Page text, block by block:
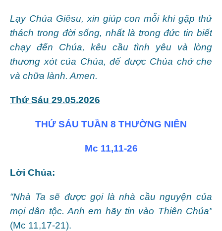
Lạy Chúa Giêsu, xin giúp con mỗi khi gặp thử
thách trong đời sống, nhất là trong đức tin biết
chạy đến Chúa, kêu cầu tình yêu và lòng
thương xót của Chúa, để được Chúa chở che
và chữa lành. Amen.
Thứ Sáu 29.05.2026
THỨ SÁU TUẦN 8 THƯỜNG NIÊN
Mc 11,11-26
Lời Chúa:
“Nhà Ta sẽ được gọi là nhà cầu nguyện của
mọi dân tộc. Anh em hãy tin vào Thiên Chúa”
(Mc 11,17-21).